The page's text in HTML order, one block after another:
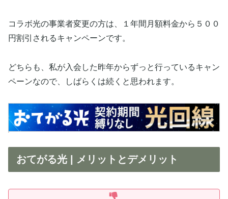
コラボ光の事業者変更の方は、１年間月額料金から５００
円割引されるキャンペーンです。
どちらも、私が入会した昨年からずっと行っているキャン
ペーンなので、しばらくは続くと思われます。
おてがる光 | メリットとデメリット